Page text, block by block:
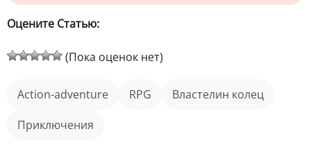
Оцените Статью:
(Пока оценок нет)
action-adventure RPG
Властелин колец
приключения